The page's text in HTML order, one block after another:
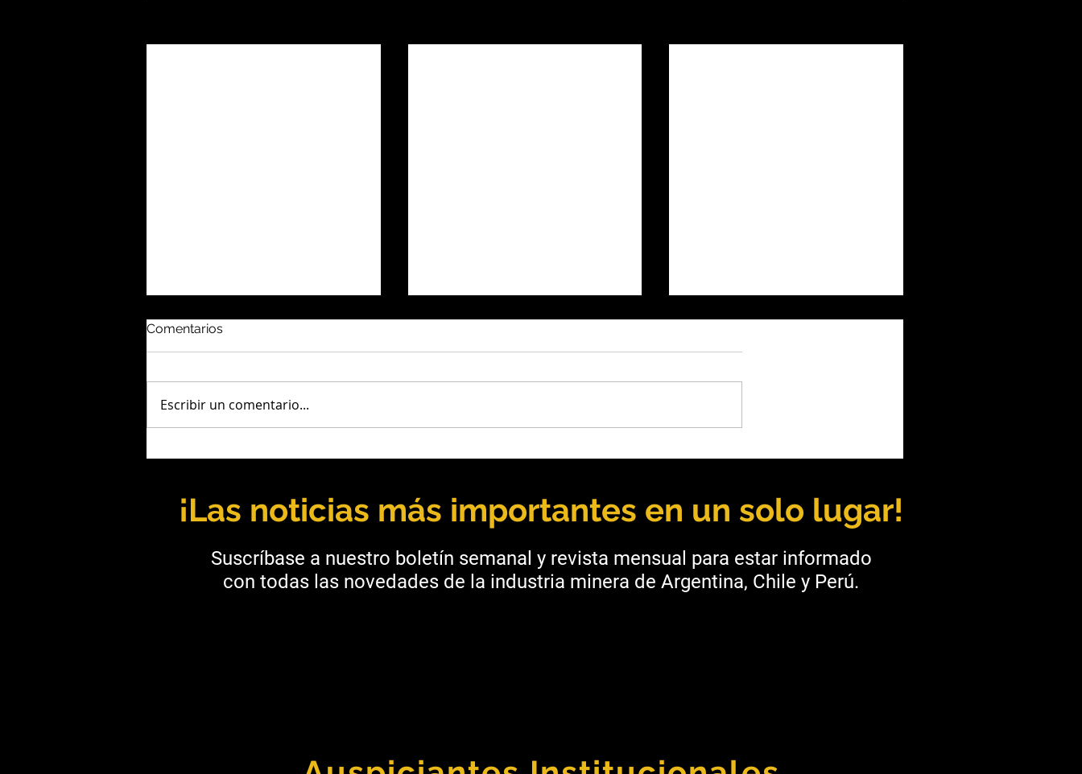
Andrea Díaz: Liderazgo,
Básculas Casado obtuvo la
Salta: UNSa y Taca Taca
Comentarios
Escribir un comentario...
¡Las noticias más importantes en un solo lugar!
Suscríbase a nuestro boletín semanal y revista mensual para estar informado
con todas las novedades de la industria minera de Argentina, Chile y Perú.